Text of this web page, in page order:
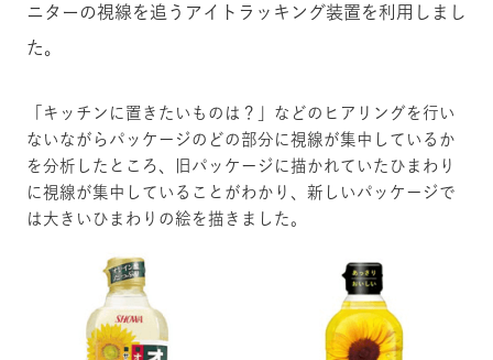
ニターの視線を追うアイトラッキング装置を利用しまし
た。
「キッチンに置きたいものは？」などのヒアリングを行い
ないながらパッケージのどの部分に視線が集中しているか
を分析したところ、旧パッケージに描かれていたひまわり
に視線が集中していることがわかり、新しいパッケージで
は大きいひまわりの絵を描きました。